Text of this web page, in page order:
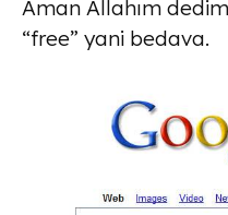
Aman Allahım
“free” yani bedava.